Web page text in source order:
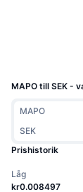
MAPO till SEK -
MAPO
SEK
Prishistorik
Låg
kr0.008497